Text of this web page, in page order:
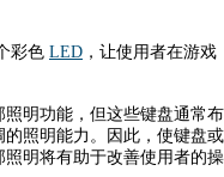
彩色 LED ，让使用者在游戏
明功能，但这些键盘通常布
照明能力。因此，使键盘或
明将有助于改善使用者的操